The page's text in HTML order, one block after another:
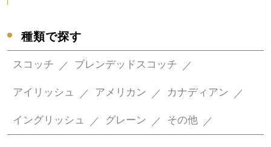
種類で探す
スコッチ ブレンデッドスコッチ
アイリッシュ アメリカン カナディアン
イングリッシュ グレーン その他